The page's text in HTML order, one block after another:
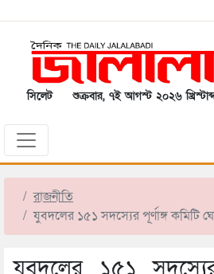
সিলেট শুক্রবার, ৭ই আগস্ট ২০২৬
রাজনীতি
যুবদলের ১৫১ সদস্যের পূর্ণাঙ্গ কমিটি